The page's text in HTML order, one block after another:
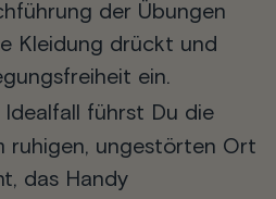
der Übungen
Kleidung drückt und
ein.
Idealfall führst Du die
ruhigen, ungestörten Ort
das Handy